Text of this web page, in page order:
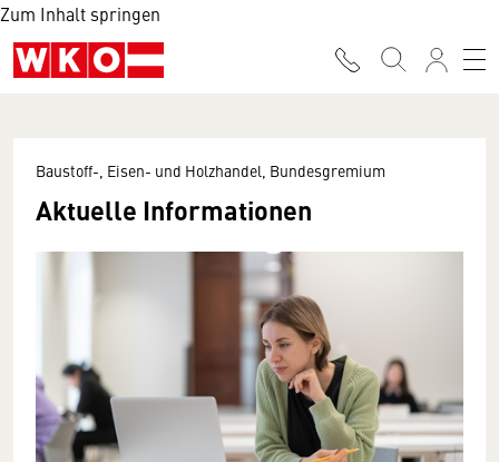
Zum Inhalt springen
Baustoff-, Eisen- und Holzhandel, Bundesgremium
Aktuelle Informationen